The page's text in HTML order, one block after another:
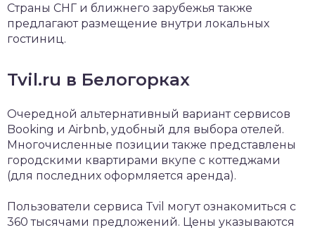
Страны СНГ и ближнего зарубежья также
предлагают размещение внутри локальных
гостиниц.
Tvil.ru в Белогорках
Очередной альтернативный вариант сервисов
Booking и Airbnb, удобный для выбора отелей.
Многочисленные позиции также представлены
городскими квартирами вкупе с коттеджами
(для последних оформляется аренда).
Пользователи сервиса Tvil могут ознакомиться с
360 тысячами предложений. Цены указываются